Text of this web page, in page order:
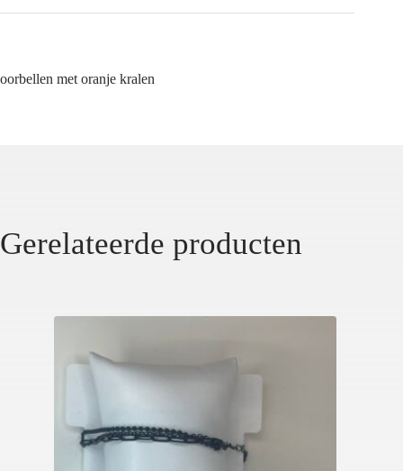
oorbellen met oranje kralen
Gerelateerde producten